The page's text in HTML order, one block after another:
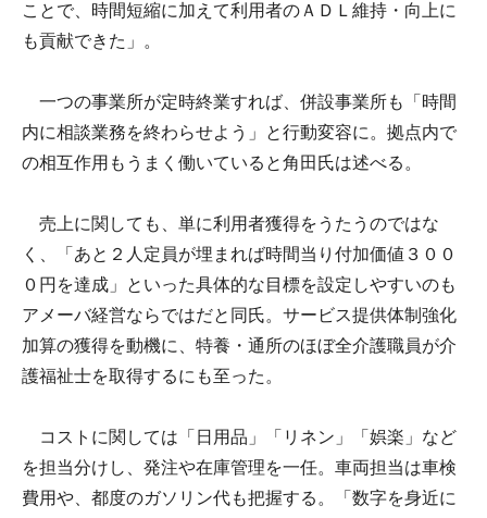
ことで、時間短縮に加えて利用者のＡＤＬ維持・向上に
も貢献できた」。
一つの事業所が定時終業すれば、併設事業所も「時間
内に相談業務を終わらせよう」と行動変容に。拠点内で
の相互作用もうまく働いていると角田氏は述べる。
売上に関しても、単に利用者獲得をうたうのではな
く、「あと２人定員が埋まれば時間当り付加価値３００
０円を達成」といった具体的な目標を設定しやすいのも
アメーバ経営ならではだと同氏。サービス提供体制強化
加算の獲得を動機に、特養・通所のほぼ全介護職員が介
護福祉士を取得するにも至った。
コストに関しては「日用品」「リネン」「娯楽」など
を担当分けし、発注や在庫管理を一任。車両担当は車検
費用や、都度のガソリン代も把握する。「数字を身近に